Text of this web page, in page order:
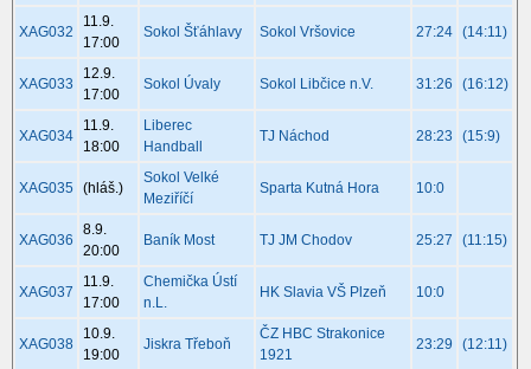
XAG032
11.9.
17:00
Sokol Šťáhlavy Sokol Vršovice 27:24 (14:11)
XAG033
12.9.
17:00
Sokol Úvaly Sokol Libčice n.V. 31:26 (16:12)
XAG034
11.9.
18:00
Liberec
Handball
TJ Náchod 28:23 (15:9)
XAG035 (hláš.)
Sokol Velké
Meziříčí
Sparta Kutná Hora 10:0
XAG036
8.9.
20:00
Baník Most TJ JM Chodov 25:27 (11:15)
XAG037
11.9.
17:00
Chemička Ústí
n.L.
HK Slavia VŠ Plzeň 10:0
XAG038
10.9.
19:00
Jiskra Třeboň
ČZ HBC Strakonice
1921
23:29 (12:11)